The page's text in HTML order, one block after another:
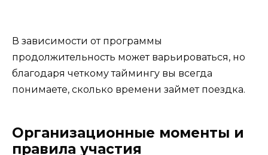
В зависимости от программы
продолжительность может варьироваться, но
благодаря четкому таймингу вы всегда
понимаете, сколько времени займет поездка.
Организационные моменты и
правила участия